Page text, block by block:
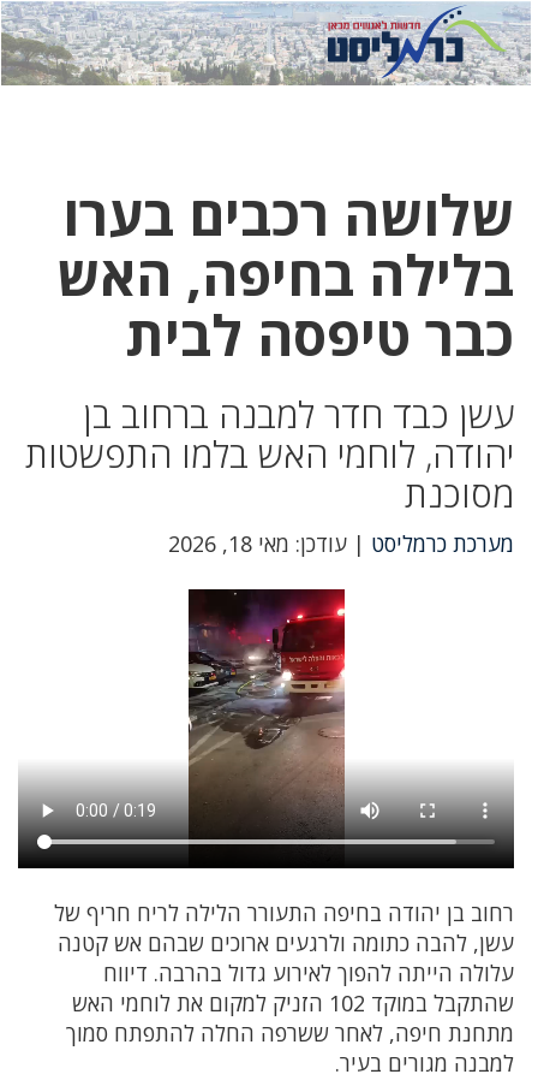
לחץ
כאן
לחץ
כדי
שלושה רכבים בערו
בלילה בחיפה, האש
כבר טיפסה לבית
עשן כבד חדר למבנה ברחוב בן
יהודה, לוחמי האש בלמו התפשטות
מסוכנת
מערכת כרמליסט | עודכן: מאי 18, 2026
רחוב בן יהודה בחיפה התעורר הלילה לריח חריף של
עשן, להבה כתומה ולרגעים ארוכים שבהם אש קטנה
עלולה הייתה להפוך לאירוע גדול בהרבה. דיווח
שהתקבל במוקד 102 הזניק למקום את לוחמי האש
מתחנת חיפה, לאחר ששרפה החלה להתפתח סמוך
למבנה מגורים בעיר.